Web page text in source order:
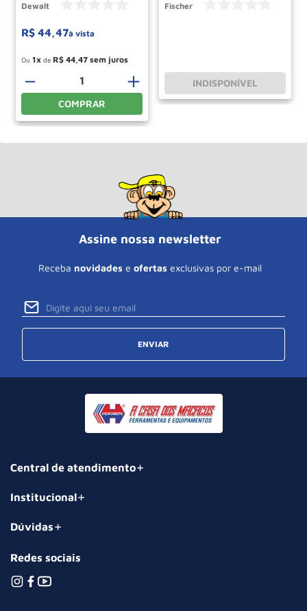
Dewalt
R$ 44,47à vista
Ou 1 de R$ 44,47
＋
－
COMPRAR
Fischer
INDISPONÍVEL
Assine nossa newsletter
Receba novidades e ofertas exclusivas por e-mail
ENVIAR
Central de atendimento
Institucional
Dúvidas
Redes sociais